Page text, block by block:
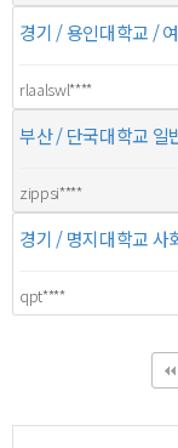
rlaalswl****
zippsi****
qpt****